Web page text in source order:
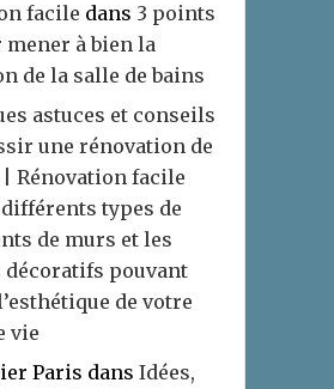
facile dans 3 points
mener à bien la
de la salle de bains
astuces et conseils
une rénovation de
Rénovation facile
types de
de murs et les
décoratifs pouvant
de votre
vie
Paris dans Idées,